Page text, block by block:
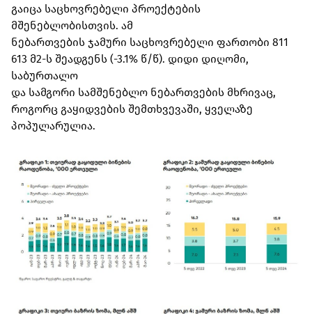
გაიცა საცხოვრებელი პროექტების
მშენებლობისთვის. ამ
ნებართვების ჯამური საცხოვრებელი ფართობი 811
613 მ2-ს შეადგენს (-3.1% წ/წ). დიდი დიღომი,
საბურთალო
და სამგორი სამშენებლო ნებართვების მხრივაც,
როგორც გაყიდვების შემთხვევაში, ყველაზე
პოპულარულია.